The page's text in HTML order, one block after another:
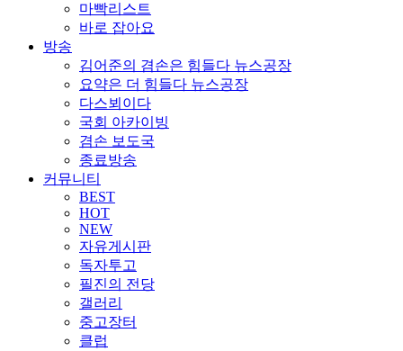
마빡리스트
바로 잡아요
방송
김어준의 겸손은 힘들다 뉴스공장
요약은 더 힘들다 뉴스공장
다스뵈이다
국회 아카이빙
겸손 보도국
종료방송
커뮤니티
BEST
HOT
NEW
자유게시판
독자투고
필진의 전당
갤러리
중고장터
클럽